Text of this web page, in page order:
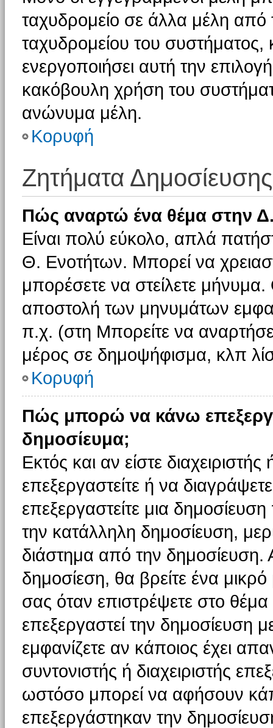
ταχυδρομείο σε άλλα μέλη
ταχυδρομείου του συστήματος,
ενεργοποιήσει αυτή την
κακόβουλη χρήση του
ανώνυμα μέλη.
Κορυφή
Ζητήματα Δημοσίευσης
Πώς αναρτώ ένα θέμα στην
Είναι πολύ εύκολο, απλά
Θ. Ενοτήτων. Μπορεί να
μπορέσετε να στείλετε μήνυμα.
αποστολή των μηνυμάτων
π.χ. (στη Μπορείτε να
μέρος σε δημοψήφισμα, κλπ
Κορυφή
Πώς μπορώ να κάνω
δημοσίευμα;
Εκτός και αν είστε
επεξεργαστείτε ή να
επεξεργαστείτε μια
την κατάλληλη δημοσίευση,
διάστημα από την δημοσίευση.
δημοσίεση, θα βρείτε ένα
σας όταν επιστρέψετε στο
επεξεργαστεί την δημοσίευση
εμφανίζετε αν κάποιος έχει
συντονιστής ή διαχειριστής
ωστόσο μπορεί να αφήσουν
επεξεργάστηκαν την